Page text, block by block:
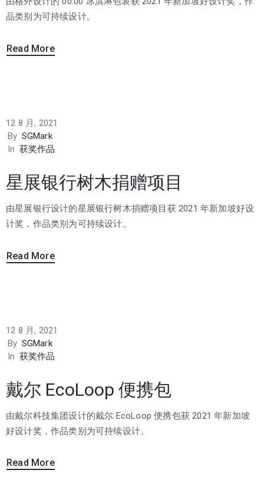
品类别为可持续设计。
Read More
12 8 月, 2021
By SGMark
In 获奖作品
星展银行树木捐赠项目
由星展银行设计的星展银行树木捐赠项目获 2021 年新加坡好设
计奖，作品类别为可持续设计。
Read More
12 8 月, 2021
By SGMark
In 获奖作品
戴尔 EcoLoop 便携包
由戴尔科技集团设计的戴尔 EcoLoop 便携包获 2021 年新加坡
好设计奖，作品类别为可持续设计。
Read More